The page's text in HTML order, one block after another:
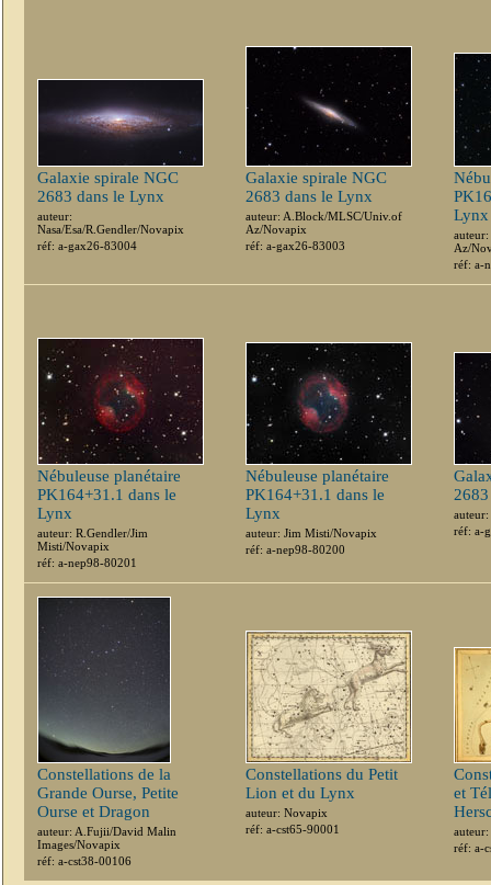
Galaxie spirale NGC
2683 dans le Lynx
auteur:
Nasa/Esa/R.Gendler/Novapix
réf: a-gax26-83004
Galaxie spirale NGC
2683 dans le Lynx
auteur: A.Block/MLSC/Univ.of
Az/Novapix
réf: a-gax26-83003
Lynx
Az/
réf: a-
Nébuleuse planétaire
PK164+31.1 dans le
Lynx
auteur: R.Gendler/Jim
Misti/Novapix
réf: a-nep98-80201
Nébuleuse planétaire
PK164+31.1 dans le
Lynx
auteur: Jim Misti/Novapix
réf: a-nep98-80200
réf: a-
Constellations de la
Grande Ourse, Petite
Ourse et Dragon
auteur: A.Fujii/David Malin
Images/Novapix
réf: a-cst38-00106
Constellations du Petit
Lion et du Lynx
auteur: Novapix
réf: a-cst65-90001
et
réf: a-